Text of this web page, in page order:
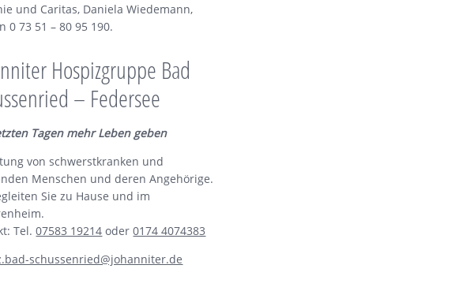
und Caritas, Daniela Wiedemann,
0 73 51 – 80 95 190.
Hospizgruppe Bad
– Federsee
Tagen mehr Leben geben
von schwerstkranken und
Menschen und deren Angehörige.
Sie zu Hause und im
Tel.07583 19214 oder0174 4074383
schussenried@johanniter.de